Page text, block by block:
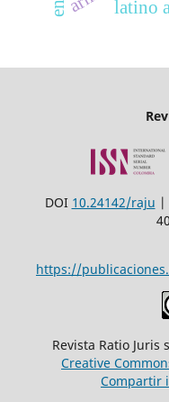
latino
DOI 10.24142/raju |
https://
Revista Ratio
Creative
Compartir